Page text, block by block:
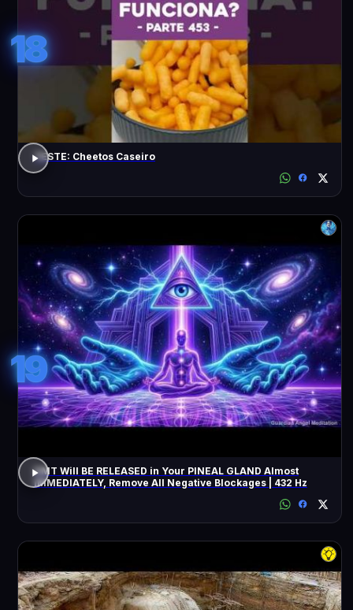
18
TESTE: Cheetos Caseiro
19
DMT Will BE RELEASED in Your PINEAL GLAND Almost
IMMEDIATELY, Remove All Negative Blockages | 432 Hz